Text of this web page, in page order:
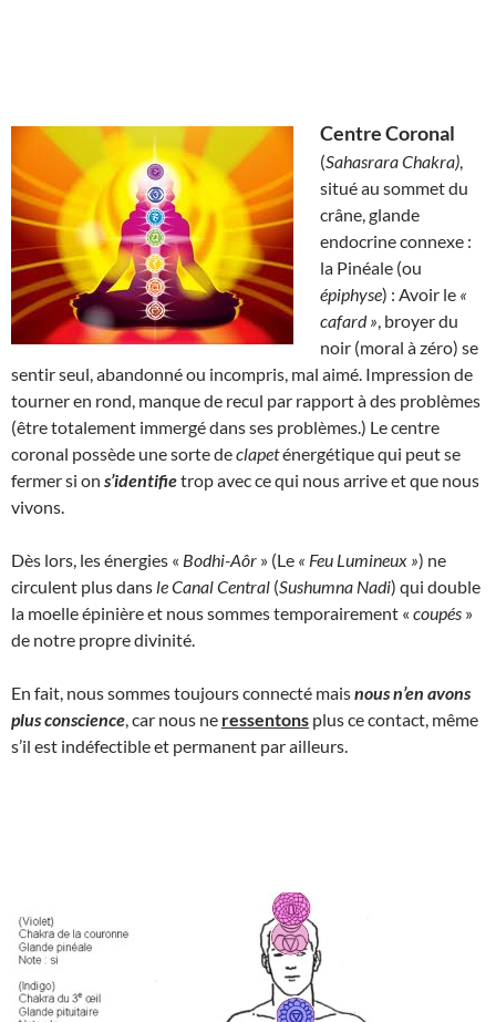
Centre Coronal
(Sahasrara Chakra)
situé au sommet du
crâne, glande
endocrine connexe :
la Pinéale (ou
épiphyse) : Avoir le «
cafard » , broyer du
noir (moral à zéro) se
sentir seul, abandonné ou incompris, mal aimé. Impression de
tourner en rond, manque de recul par rapport à des problèmes
(être totalement immergé dans ses problèmes.) Le centre
coronal possède une sorte declapeténergétique qui peut se
fermer si on s’identifietrop avec ce qui nous arrive et que nous
vivons.
Dès lors, les énergies « Bodhi-Aôr » (Le « Feu Lumineux ») ne
circulent plus dans le Canal Central (Sushumna Nadi) qui double
la moelle épinière et nous sommes temporairement « coupés »
de notre propre divinité.
En fait, nous sommes toujours connecté maisnous n’en avons
plus conscience , car nous ne ressentons plus ce contact, même
s’il est indéfectible et permanent par ailleurs.